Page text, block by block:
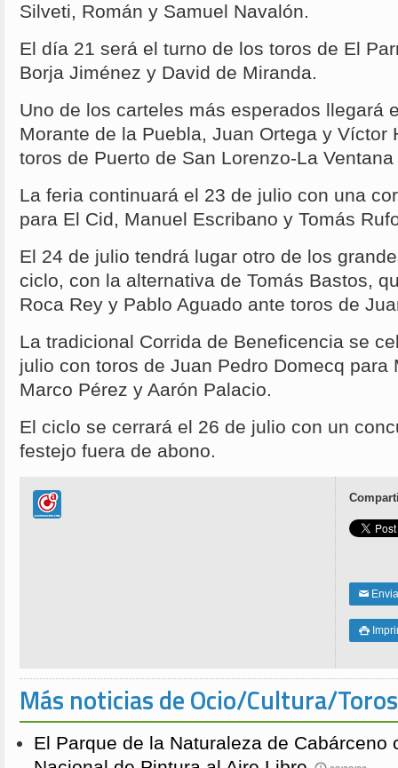
Silveti, Román y Samuel Navalón.
El día 21 será el turno de los toros de El
Borja Jiménez y David de Miranda.
Uno de los carteles más esperados llegará
Morante de la Puebla, Juan Ortega y Víctor
toros de Puerto de San Lorenzo-La
La feria continuará el 23 de julio con una
para El Cid, Manuel Escribano y Tomás
El 24 de julio tendrá lugar otro de los
ciclo, con la alternativa de Tomás Bastos,
Roca Rey y Pablo Aguado ante toros de
La tradicional Corrida de Beneficencia se
julio con toros de Juan Pedro Domecq para
Marco Pérez y Aarón Palacio.
El ciclo se cerrará el 26 de julio con un
festejo fuera de abono.
✉

Más noticias de Ocio/Cultura/Toros
El Parque de la Naturaleza de Cabárceno